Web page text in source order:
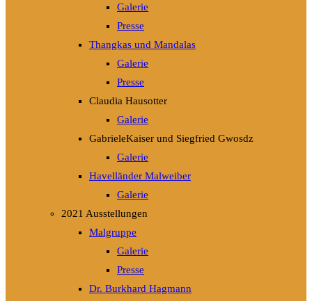
Galerie
Presse
Thangkas und Mandalas
Galerie
Presse
Claudia Hausotter
Galerie
GabrieleKaiser und Siegfried Gwosdz
Galerie
Havelländer Malweiber
Galerie
2021 Ausstellungen
Malgruppe
Galerie
Presse
Dr. Burkhard Hagmann